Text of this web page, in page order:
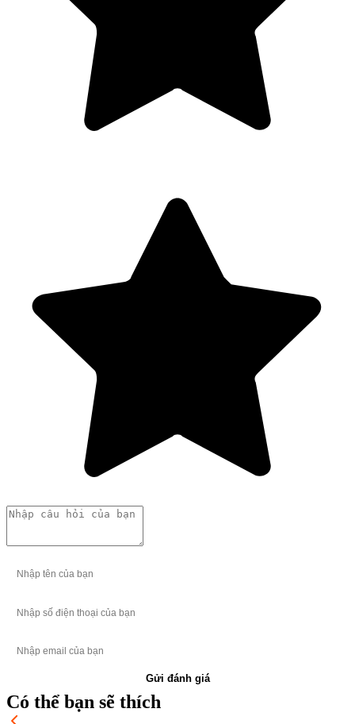
Gửi đánh giá
Có thể bạn sẽ thích